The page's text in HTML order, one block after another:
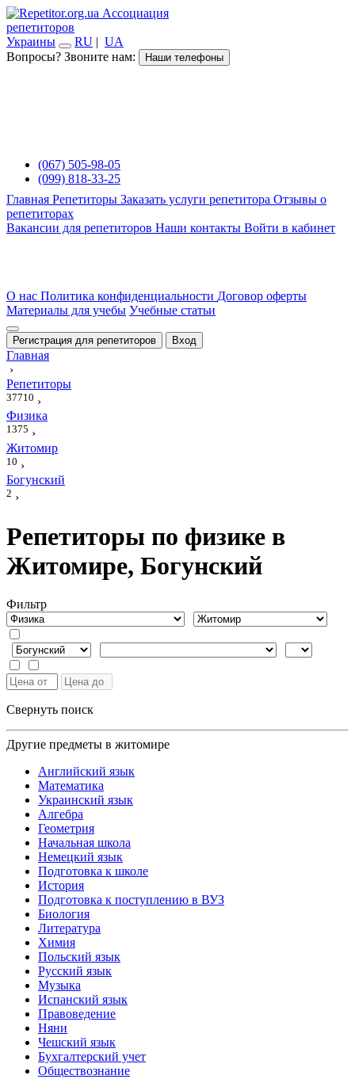
Ассоциация
репетиторов
Украины
RU | UA
Вопросы? Звоните нам:
Наши телефоны
(067) 505-98-05
(099) 818-33-25
Главная Репетиторы Заказать услуги репетитора Отзывы о
репетиторах
Вакансии для репетиторов Наши контакты Войти в кабинет
О нас Политика конфиденциальности Договор оферты
Материалы для учебы Учебные статьи
Регистрация для репетиторов Вход
Главная
›
Репетиторы
37710 ›
Физика
1375 ›
Житомир
10 ›
Богунский
2 ›
Репетиторы по физике в
Житомире, Богунский
Фильтр
Свернуть поиск
Другие предметы в житомире
Английский язык
Математика
Украинский язык
Алгебра
Геометрия
Начальная школа
Немецкий язык
Подготовка к школе
История
Подготовка к поступлению в ВУЗ
Биология
Литература
Химия
Польский язык
Русский язык
Музыка
Испанский язык
Правоведение
Няни
Чешский язык
Бухгалтерский учет
Обществознание